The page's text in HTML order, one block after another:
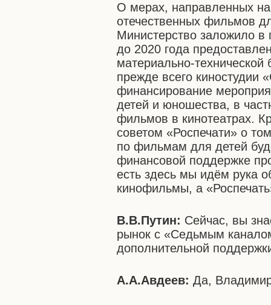
О мерах, направленных на
отечественных фильмов
Министерство заложило в
до 2020 года
материально-
прежде всего
финансирование
детей и юношества, в
фильмов в кинотеатрах.
советом «Роспечати» о
по фильмам для детей
финансовой поддержке
есть здесь мы идём рука
кинофильмы, а
В.В.Путин: Сейчас, вы
рынок с «Седьмым
дополнительной
А.А.Авдеев: Да,